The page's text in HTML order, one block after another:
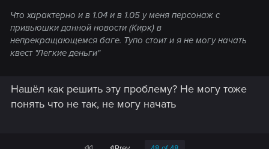
Что характерно и в 1.04 и в 1.05 у меня персонаж с
привьюшки данной новости (Кирк) в
непрекращающемся баге. Тупо стоит и я не могу начать
квест "Легкие деньги"
Нашёл как решить эту проблему? Не могу тоже
понять что не так, не могу начать